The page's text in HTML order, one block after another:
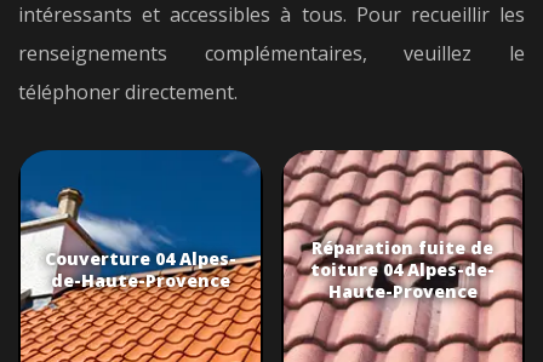
intéressants et accessibles à tous. Pour recueillir les
renseignements complémentaires, veuillez le
téléphoner directement.
Couverture 04 Alpes-
de-Haute-Provence
Réparation fuite de
toiture 04 Alpes-de-
Haute-Provence